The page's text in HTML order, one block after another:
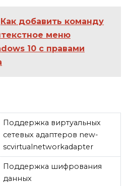
Как добавить команду
меню
10 с правами
Поддержка виртуальных
сетевых адаптеров new-
scvirtualnetworkadapter
Поддержка шифрования
данных